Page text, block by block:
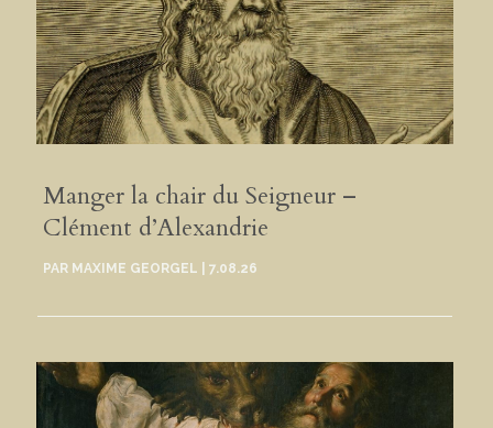
Manger la chair du Seigneur –
Clément d’Alexandrie
PAR MAXIME GEORGEL |7.08.26